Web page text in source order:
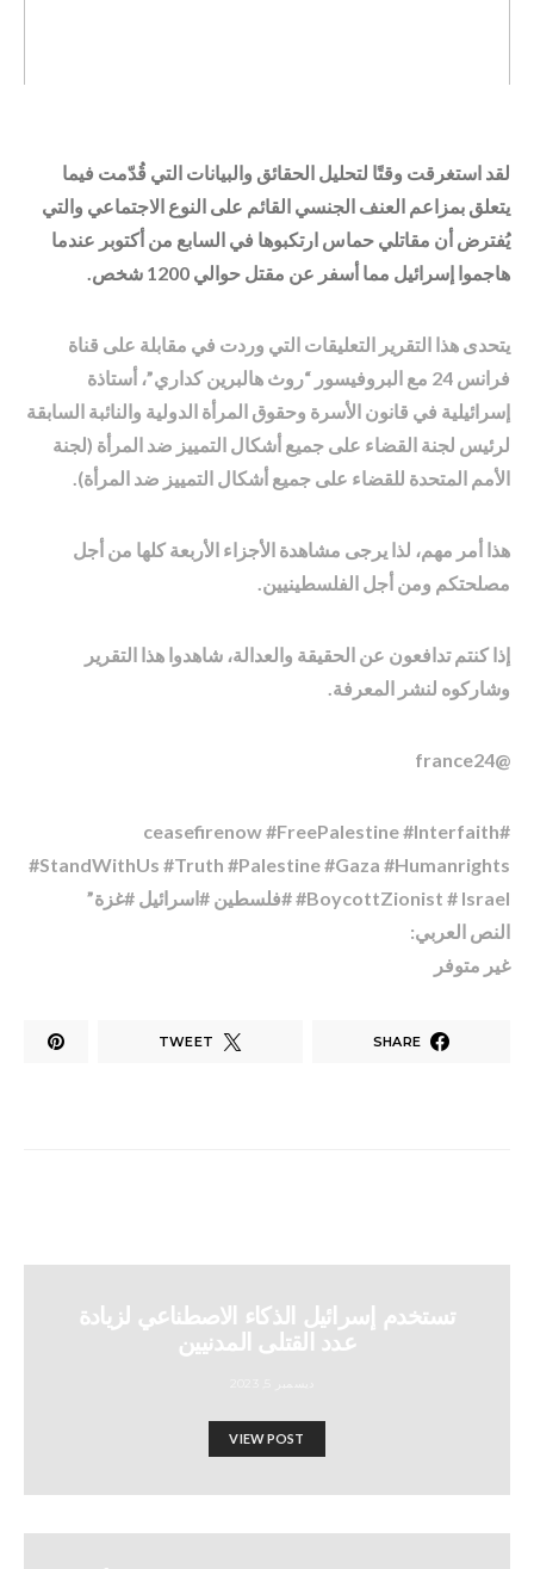
لقد استغرقت وقتًا لتحليل الحقائق والبيانات التي قُدّمت فيما
يتعلق بمزاعم العنف الجنسي القائم على النوع الاجتماعي والتي
يُفترض أن مقاتلي حماس ارتكبوها في السابع من أكتوبر عندما
هاجموا إسرائيل مما أسفر عن مقتل حوالي 1200 شخص.
يتحدى هذا التقرير التعليقات التي وردت في مقابلة على قناة
فرانس 24 مع البروفيسور “روث هالبرين كداري”، أستاذة
إسرائيلية في قانون الأسرة وحقوق المرأة الدولية والنائبة السابقة
لرئيس لجنة القضاء على جميع أشكال التمييز ضد المرأة (لجنة
الأمم المتحدة للقضاء على جميع أشكال التمييز ضد المرأة).
هذا أمر مهم، لذا يرجى مشاهدة الأجزاء الأربعة كلها من أجل
مصلحتكم ومن أجل الفلسطينيين.
إذا كنتم تدافعون عن الحقيقة والعدالة، شاهدوا هذا التقرير
وشاركوه لنشر المعرفة.
@france24
#ceasefirenow #FreePalestine #Interfaith
#StandWithUs #Truth #Palestine #Gaza #Humanrights
#BoycottZionist # Israel #فلسطين #اسرائیل #غزة”
النص العربي:
غير متوفر
SHARE
TWEET
تستخدم إسرائيل الذكاء الاصطناعي لزيادة
عدد القتلى المدنيين
VIEW POST